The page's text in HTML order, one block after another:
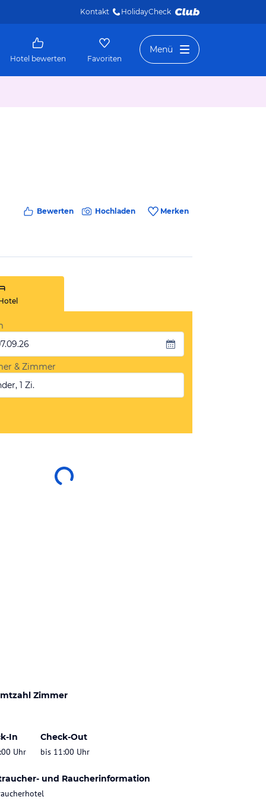
Kontakt HolidayCheck
Hotel bewerten Favoriten
Menü
Bewerten Hochladen Merken
& Zimmer
1 Zi.
Zimmer
In
Uhr
Check-Out
bis 11:00 Uhr
und Raucherinformation